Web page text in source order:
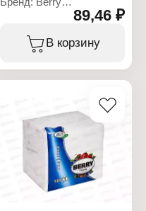
Тип товара: Полотенца
Вариация: однослойные
Количество листов: 250
89,46 ₽
В корзину